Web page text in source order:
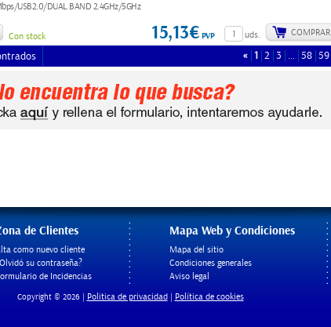
USB2.0/DUAL BAND 2.4GHz/5GHz
Con stock uds. COMPRAR
15,13€PVP
« 1 2 3 … 58 59
de Clientes
como nuevo cliente
su contraseña?
de Incidencias
Mapa Web y Condiciones
Mapa del sitio
Condiciones generales
Aviso legal
Copyright © 2026 | Politica de privacidad Política de cookies